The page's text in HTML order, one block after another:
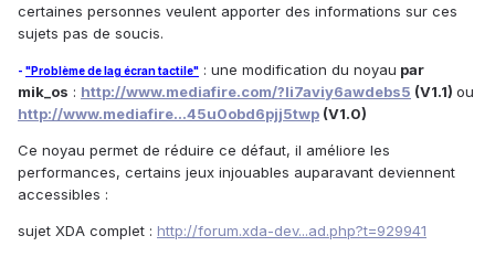
certaines personnes veulent apporter des informations sur ces
sujets pas de soucis.
- "Problème de lag écran tactile" : une modification du noyau par
mik_os : http://www.mediafire.com/?li7aviy6awdebs5 (V1.1) ou
http://www.mediafire...45u0obd6pjj5twp (V1.0)
Ce noyau permet de réduire ce défaut, il améliore les
performances, certains jeux injouables auparavant deviennent
accessibles :
sujet XDA complet : http://forum.xda-dev...ad.php?t=929941